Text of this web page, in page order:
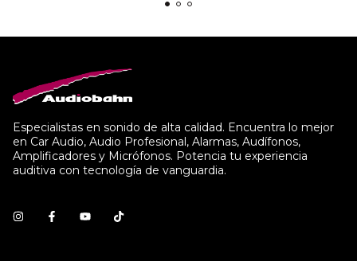
Especialistas en sonido de alta calidad. Encuentra lo mejor
en Car Audio, Audio Profesional, Alarmas, Audífonos,
Amplificadores y Micrófonos. Potencia tu experiencia
auditiva con tecnología de vanguardia.